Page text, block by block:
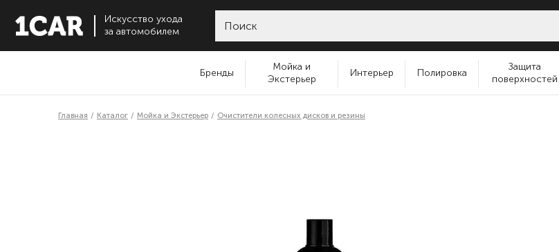
Искусство ухода
за автомобилем
Бренды
Мойка и
Экстерьер
Интерьер Полировка
Защита
поверхностей
Главная Каталог Мойка и Экстерьер Очистители колесных дисков и резины